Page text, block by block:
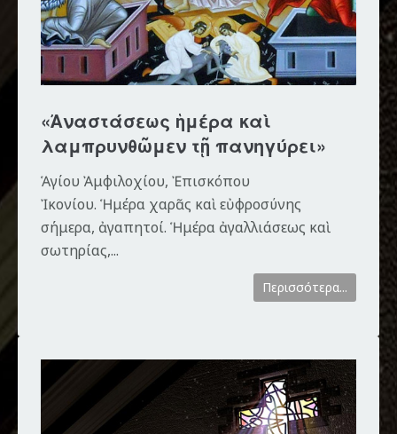
«Ἀναστάσεως ἡμέρα καὶ
λαμπρυνθῶμεν τῇ πανηγύρει»
Ἁγίου Ἀμφιλοχίου, Ἐπισκόπου
Ἰκονίου. Ἡμέρα χαρᾶς καὶ εὐφροσύνης
σήμερα, ἀγαπητοί. Ἡμέρα ἀγαλλιάσεως καὶ
σωτηρίας,...
Περισσότερα...